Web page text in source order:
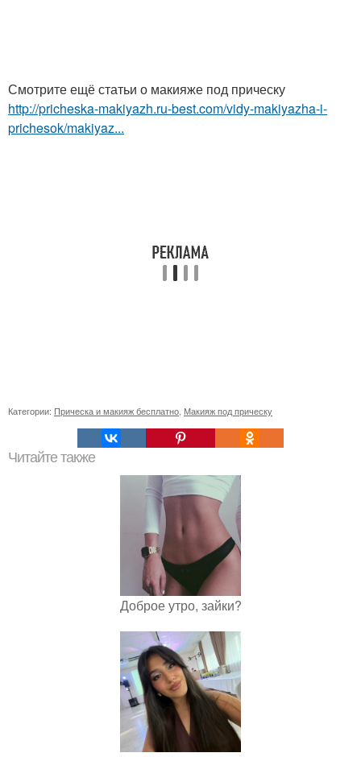
Смотрите ещё статьи о макияже под прическу
http://pricheska-makiyazh.ru-best.com/vidy-makiyazha-i-
prichesok/makiyaz...
Категории: Прическа и макияж бесплатно Макияж под прическу
Читайте также
Доброе утро, зайки?